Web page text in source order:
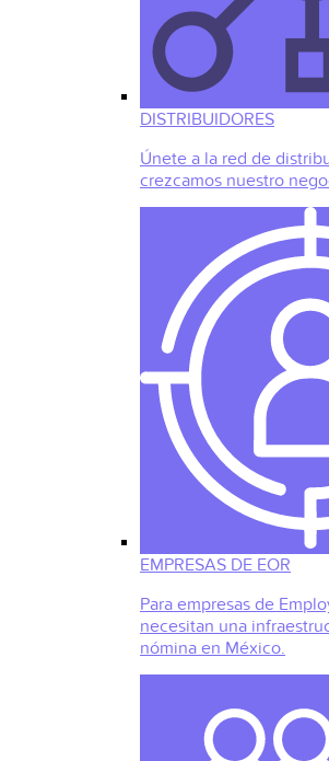
DISTRIBUIDORES
Únete a la red de
crezcamos nuestro
EMPRESAS DE EOR
Para empresas de
necesitan una
nómina en México.